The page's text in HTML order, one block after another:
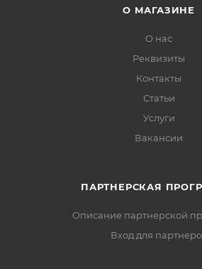
О МАГАЗИНЕ
О нас
Реквизиты
Контакты
Статьи
Услуги
Вакансии
ПАРТНЕРСКАЯ
Описание партнерской
Вход для